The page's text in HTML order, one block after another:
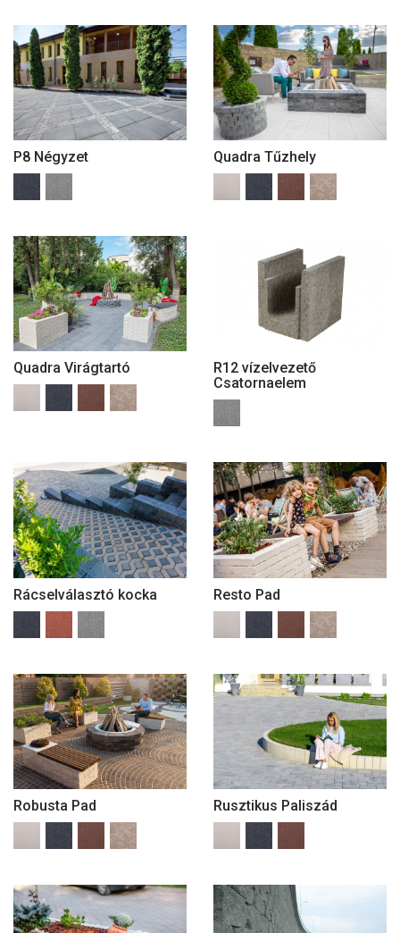
P8 Négyzet Quadra Tűzhely
Quadra Virágtartó
R12 vízelvezető
Csatornaelem
Rácselválasztó kocka Resto Pad
Robusta Pad Rusztikus Paliszád